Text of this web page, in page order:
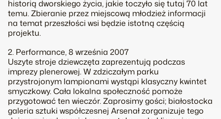
historią dworskiego życia, jakie toczyło się tutaj 70 lat
temu. Zbieranie przez miejscową młodzież informacji
na temat przeszłości wsi będzie istotną częścią
projektu.
2. Performance, 8 września 2007
Uszyte stroje dziewczęta zaprezentują podczas
imprezy plenerowej. W zdziczałym parku
przystrojonym lampionami wystąpi klasyczny kwintet
smyczkowy. Cała lokalna społeczność pomoże
przygotować ten wieczór. Zaprosimy gości; białostocka
galeria sztuki współczesnej Arsenał zorganizuje tego